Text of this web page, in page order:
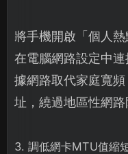
將手機開啟「個人
在電腦網路設定中
據網路取代家庭寬
址，繞過地區性網路
3. 調低網卡MTU值縮